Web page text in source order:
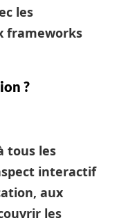
les
frameworks
?
tous les
interactif
aux
les